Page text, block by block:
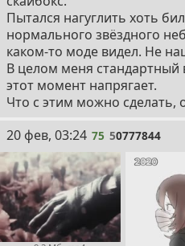
Пытался нагуглить хоть
нормального звëздного
каком-то моде видел. Не
В целом меня стандартный
этот момент напрягает.
Что с этим можно сделать,
75
20 фев, 03:24 75 50777844